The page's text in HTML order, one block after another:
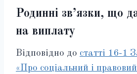
Родинні зв’язки, що
на виплату
Відповідно до статті 16-1
«Про соціальний і